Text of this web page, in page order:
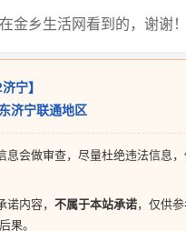
金乡生活网看到的，谢谢！
宁】
济宁联通地区
息会做审查，尽量杜绝违法信息，
内容， 不属于本站承诺，仅供参
果。